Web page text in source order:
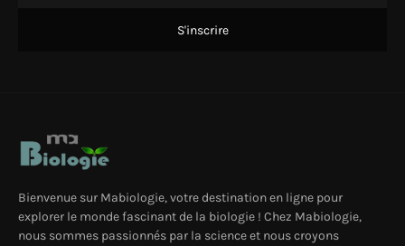
Bienvenue sur Mabiologie, votre destination en ligne pour
explorer le monde fascinant de la biologie ! Chez Mabiologie,
nous sommes passionnés par la science et nous croyons